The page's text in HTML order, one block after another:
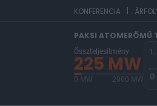
KONFERENCIA |
PAKSI ATOMERŐMŰ
Összteljesítmény
225 MW
0 MW 2000 MW
1.
0